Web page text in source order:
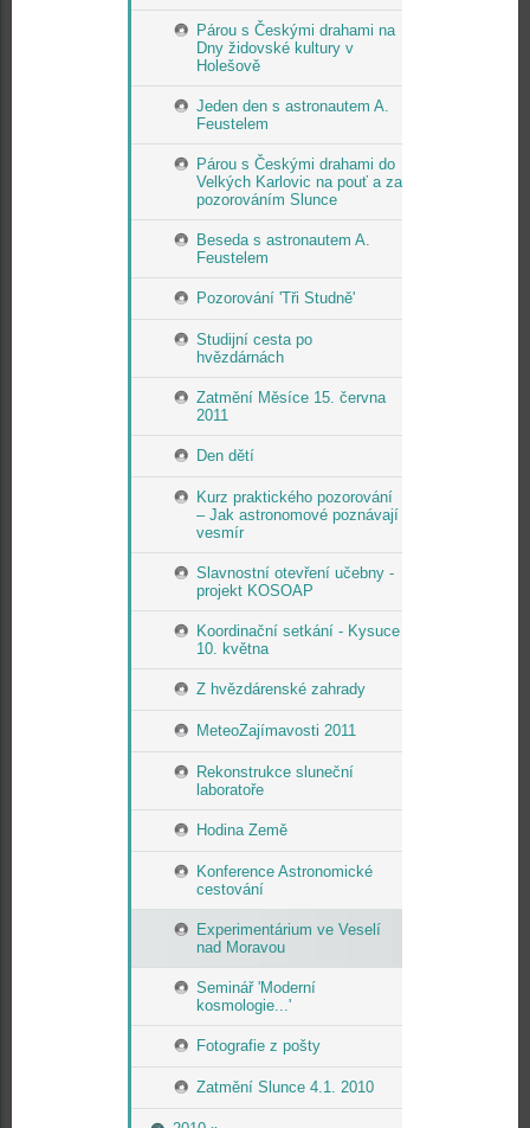
Párou s Českými drahami na
Dny židovské kultury v
Holešově
Jeden den s astronautem A.
Feustelem
Párou s Českými drahami do
Velkých Karlovic na pouť a za
pozorováním Slunce
Beseda s astronautem A.
Feustelem
Pozorování 'Tři Studně'
Studijní cesta po
hvězdárnách
Zatmění Měsíce 15. června
2011
Den dětí
Kurz praktického pozorování
– Jak astronomové poznávají
vesmír
Slavnostní otevření učebny -
projekt KOSOAP
Koordinační setkání - Kysuce
10. května
Z hvězdárenské zahrady
MeteoZajímavosti 2011
Rekonstrukce sluneční
laboratoře
Hodina Země
Konference Astronomické
cestování
Experimentárium ve Veselí
nad Moravou
Seminář 'Moderní
kosmologie...'
Fotografie z pošty
Zatmění Slunce 4.1. 2010